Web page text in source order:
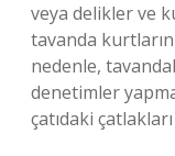
veya delikler ve
tavanda
nedenle,
denetimler
çatıdaki çatlakları